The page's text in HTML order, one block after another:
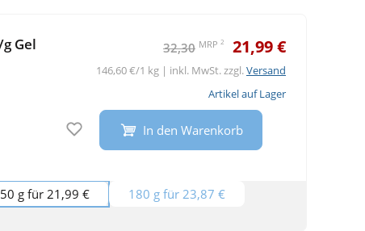
Gel
32,30 MRP 2 21,99 €
146,60 €/1 kg | inkl. MwSt. zzgl.Versand
Artikel auf Lager
Auf den Merkzettel
In den Warenkorb
g für 21,99 €
180 g für 23,87 €